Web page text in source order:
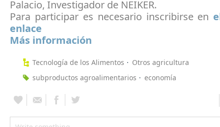
Palacio, Investigador de NEIKER.
Para participar es necesario inscribirse en
enlace
Más información
Tecnología de los Alimentos
Otros agricultura
subproductos agroalimentarios
economía